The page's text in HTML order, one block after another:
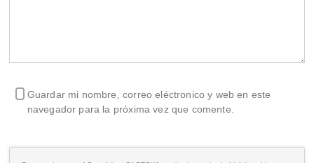
Guardar mi nombre, correo eléctronico y web en este
navegador para la próxima vez que comente.